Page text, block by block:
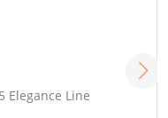
Elegance Line